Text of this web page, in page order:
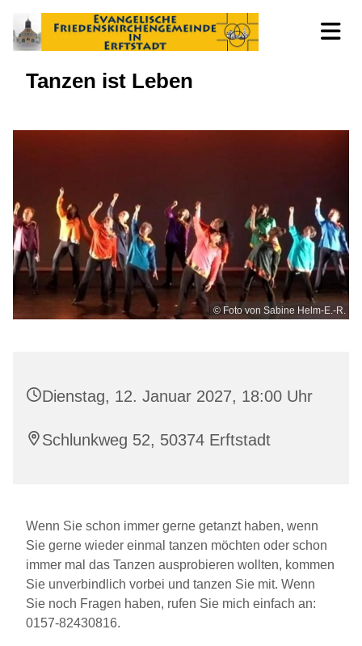
Tanzen ist Leben
© Foto von Sabine Helm-E.-R.
Dienstag, 12. Januar 2027, 18:00 Uhr
Schlunkweg 52, 50374 Erftstadt
Wenn Sie schon immer gerne getanzt haben, wenn
Sie gerne wieder einmal tanzen möchten oder schon
immer mal das Tanzen ausprobieren wollten, kommen
Sie unverbindlich vorbei und tanzen Sie mit. Wenn
Sie noch Fragen haben, rufen Sie mich einfach an:
0157-82430816.